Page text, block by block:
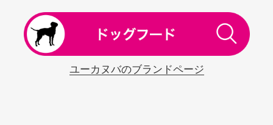
ユーカヌバのブランドページ